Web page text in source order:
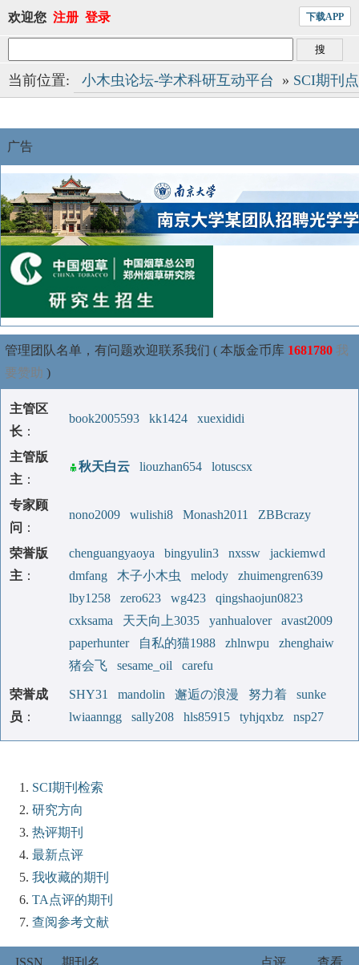
欢迎您 注册 登录 下载APP
当前位置: 小木虫论坛-学术科研互动平台 » SCI期刊
广告
管理团队名单，有问题欢迎联系我们 ( 本版金币库 1681780 我
要赞助 )
主管区
长 ：
book2005593 kk1424 xuexididi
主管版
主 ：
秋天白云 liouzhan654 lotuscsx
专家顾
问 ：
nono2009 wulishi8 Monash2011 ZBBcrazy
荣誉版
主 ：
chenguangyaoya bingyulin3 nxssw
jackiemwd
dmfang
木子小木虫 melody
zhuimengren639
lby1258
zero623 wg423
qingshaojun0823
cxksama
天天向上3035 yanhualover
avast2009
paperhunter
自私的猫1988 zhlnwpu
zhenghaiw
猪会飞
sesame_oil carefu
荣誉成
员 ：
SHY31 mandolin 邂逅の浪漫 努力着
sunke
lwiaanngg
sally208 hls85915 tyhjqxbz nsp27
SCI期刊检索
研究方向
热评期刊
最新点评
我收藏的期刊
TA点评的期刊
查阅参考文献
ISSN 期刊名 点评 查看